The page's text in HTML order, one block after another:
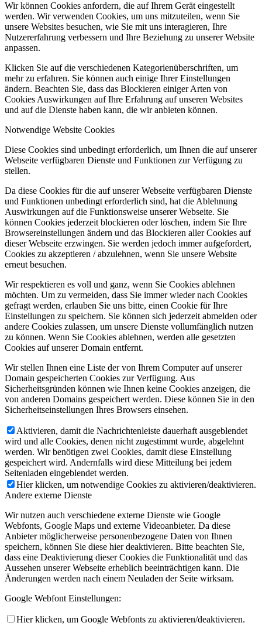
Wir können Cookies anfordern, die auf Ihrem Gerät eingestellt
werden. Wir verwenden Cookies, um uns mitzuteilen, wenn Sie
unsere Websites besuchen, wie Sie mit uns interagieren, Ihre
Nutzererfahrung verbessern und Ihre Beziehung zu unserer Website
anpassen.
Klicken Sie auf die verschiedenen Kategorienüberschriften, um
mehr zu erfahren. Sie können auch einige Ihrer Einstellungen
ändern. Beachten Sie, dass das Blockieren einiger Arten von
Cookies Auswirkungen auf Ihre Erfahrung auf unseren Websites
und auf die Dienste haben kann, die wir anbieten können.
Notwendige Website Cookies
Diese Cookies sind unbedingt erforderlich, um Ihnen die auf unserer
Webseite verfügbaren Dienste und Funktionen zur Verfügung zu
stellen.
Da diese Cookies für die auf unserer Webseite verfügbaren Dienste
und Funktionen unbedingt erforderlich sind, hat die Ablehnung
Auswirkungen auf die Funktionsweise unserer Webseite. Sie
können Cookies jederzeit blockieren oder löschen, indem Sie Ihre
Browsereinstellungen ändern und das Blockieren aller Cookies auf
dieser Webseite erzwingen. Sie werden jedoch immer aufgefordert,
Cookies zu akzeptieren / abzulehnen, wenn Sie unsere Website
erneut besuchen.
Wir respektieren es voll und ganz, wenn Sie Cookies ablehnen
möchten. Um zu vermeiden, dass Sie immer wieder nach Cookies
gefragt werden, erlauben Sie uns bitte, einen Cookie für Ihre
Einstellungen zu speichern. Sie können sich jederzeit abmelden oder
andere Cookies zulassen, um unsere Dienste vollumfänglich nutzen
zu können. Wenn Sie Cookies ablehnen, werden alle gesetzten
Cookies auf unserer Domain entfernt.
Wir stellen Ihnen eine Liste der von Ihrem Computer auf unserer
Domain gespeicherten Cookies zur Verfügung. Aus
Sicherheitsgründen können wie Ihnen keine Cookies anzeigen, die
von anderen Domains gespeichert werden. Diese können Sie in den
Sicherheitseinstellungen Ihres Browsers einsehen.
Aktivieren, damit die Nachrichtenleiste dauerhaft ausgeblendet
wird und alle Cookies, denen nicht zugestimmt wurde, abgelehnt
werden. Wir benötigen zwei Cookies, damit diese Einstellung
gespeichert wird. Andernfalls wird diese Mitteilung bei jedem
Seitenladen eingeblendet werden.
Hier klicken, um notwendige Cookies zu aktivieren/deaktivieren.
Andere externe Dienste
Wir nutzen auch verschiedene externe Dienste wie Google
Webfonts, Google Maps und externe Videoanbieter. Da diese
Anbieter möglicherweise personenbezogene Daten von Ihnen
speichern, können Sie diese hier deaktivieren. Bitte beachten Sie,
dass eine Deaktivierung dieser Cookies die Funktionalität und das
Aussehen unserer Webseite erheblich beeinträchtigen kann. Die
Änderungen werden nach einem Neuladen der Seite wirksam.
Google Webfont Einstellungen:
Hier klicken, um Google Webfonts zu aktivieren/deaktivieren.